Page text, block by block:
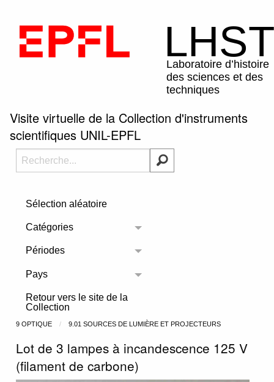
Visite virtuelle de la Collection d'instruments
scientifiques UNIL-EPFL
Sélection aléatoire
Catégories
Toggle menu
Périodes
Toggle menu
Pays
Toggle menu
Retour vers le site de la
Collection
9 OPTIQUE 9.01 SOURCES DE LUMIÈRE ET PROJECTEURS
Lot de 3 lampes à incandescence 125 V
(filament de carbone)